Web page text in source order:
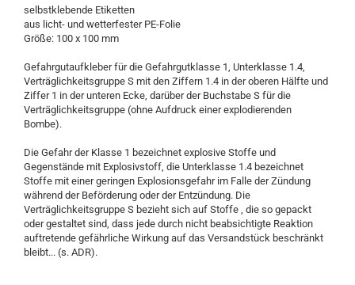
selbstklebende Etiketten
aus licht- und wetterfester PE-Folie
Größe: 100 x 100 mm
Gefahrgutaufkleber für die Gefahrgutklasse 1, Unterklasse 1.4,
Verträglichkeitsgruppe S mit den Ziffern 1.4 in der oberen Hälfte und
Ziffer 1 in der unteren Ecke, darüber der Buchstabe S für die
Verträglichkeitsgruppe (ohne Aufdruck einer explodierenden
Bombe).
Die Gefahr der Klasse 1 bezeichnet explosive Stoffe und
Gegenstände mit Explosivstoff, die Unterklasse 1.4 bezeichnet
Stoffe mit einer geringen Explosionsgefahr im Falle der Zündung
während der Beförderung oder der Entzündung. Die
Verträglichkeitsgruppe S bezieht sich auf Stoffe , die so gepackt
oder gestaltet sind, dass jede durch nicht beabsichtigte Reaktion
auftretende gefährliche Wirkung auf das Versandstück beschränkt
bleibt... (s. ADR).